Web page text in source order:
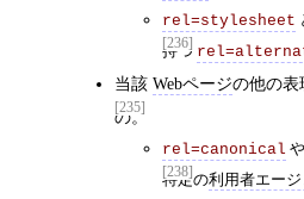
[236]
rel=stylesheet
持つ
[235]
当該 Webページの他の表
の。
[238]
rel=canonical や
特定の利用者エージ